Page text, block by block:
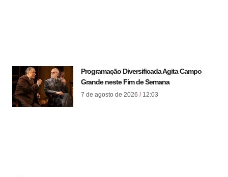
Programação Diversificada Agita Campo
Grande neste Fim de Semana
7 de agosto de 2026 12:03